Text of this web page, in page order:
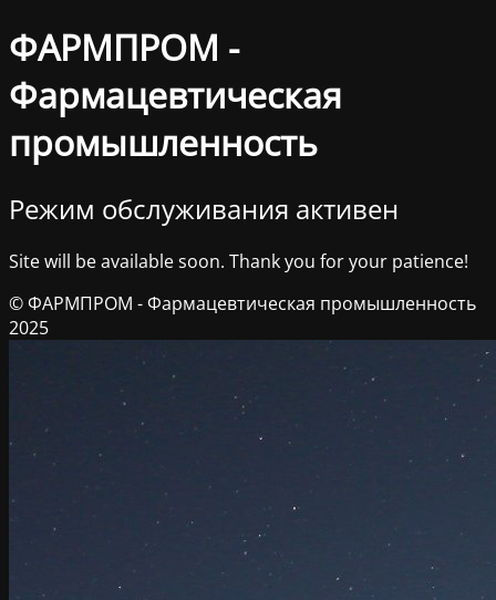
ФАРМПРОМ -
Фармацевтическая
промышленность
Режим обслуживания активен
Site will be available soon. Thank you for your patience!
© ФАРМПРОМ - Фармацевтическая промышленность
2025